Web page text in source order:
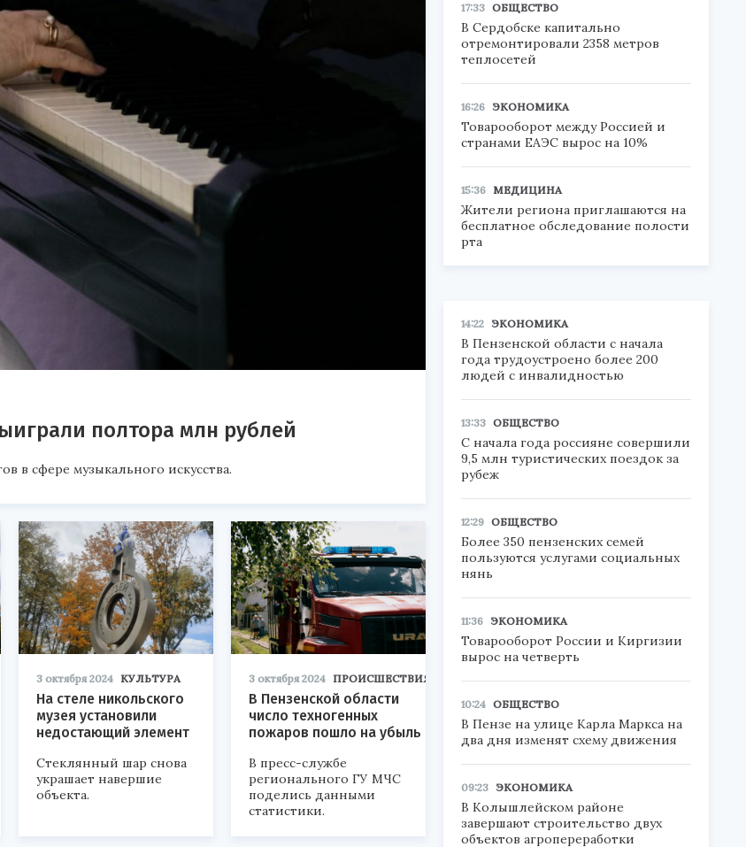
полтора млн рублей
в сфере музыкального искусства.
3 октября 2024 КУЛЬТУРА
На стеле никольского
музея установили
недостающий элемент
Стеклянный шар снова
украшает навершие
объекта.
3 октября 2024 ПРОИСШЕСТВИЯ
В Пензенской области
число техногенных
пожаров пошло на убыль
В пресс-службе
регионального ГУ МЧС
поделись данными
статистики.
17:33 ОБЩЕСТВО
В Сердобске капитально
отремонтировали 2358 метров
теплосетей
16:26 ЭКОНОМИКА
Товарооборот между Россией и
странами ЕАЭС вырос на 10%
15:36 МЕДИЦИНА
Жители региона приглашаются на
бесплатное обследование полости
рта
14:22 ЭКОНОМИКА
В Пензенской области с начала
года трудоустроено более 200
людей с инвалидностью
13:33 ОБЩЕСТВО
С начала года россияне совершили
9,5 млн туристических поездок за
рубеж
12:29 ОБЩЕСТВО
Более 350 пензенских семей
пользуются услугами социальных
нянь
11:36 ЭКОНОМИКА
Товарооборот России и Киргизии
вырос на четверть
10:24 ОБЩЕСТВО
В Пензе на улице Карла Маркса на
два дня изменят схему движения
09:23 ЭКОНОМИКА
В Колышлейском районе
завершают строительство двух
объектов агропереработки